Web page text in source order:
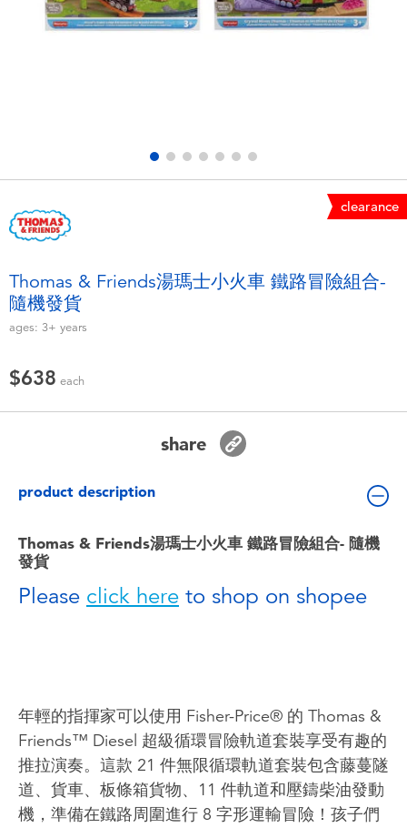
Electronics
Outdoor & Sports
Party
Soft Toys
LEGO
NERF clearance
Thomas & Friends湯瑪士小火車 鐵路冒險組合-
隨機發貨
ages: 3+ years
$638 each
share
product description
Thomas & Friends湯瑪士小火車 鐵路冒險組合- 隨機
發貨
Please click here to shop on shopee
年輕的指揮家可以使用 Fisher-Price® 的 Thomas &
Friends™ Diesel 超級循環冒險軌道套裝享受有趣的
推拉演奏。這款 21 件無限循環軌道套裝包含藤蔓隧
道、貨車、板條箱貨物、11 件軌道和壓鑄柴油發動
機，準備在鐵路周圍進行 8 字形運輸冒險！孩子們